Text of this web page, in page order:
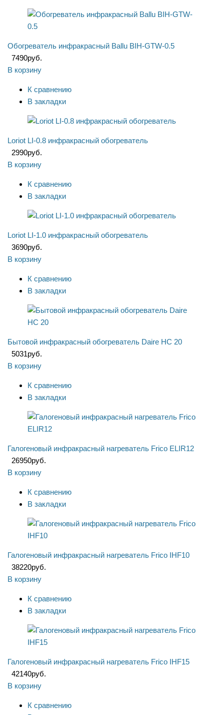
Обогреватель инфракрасный Ballu BIH-GTW-0.5
7490руб.
В корзину
К сравнению
В закладки
Loriot LI-0.8 инфракрасный обогреватель
2990руб.
В корзину
К сравнению
В закладки
Loriot LI-1.0 инфракрасный обогреватель
3690руб.
В корзину
К сравнению
В закладки
Бытовой инфракрасный обогреватель Daire HC 20
5031руб.
В корзину
К сравнению
В закладки
Галогеновый инфракрасный нагреватель Frico ELIR12
26950руб.
В корзину
К сравнению
В закладки
Галогеновый инфракрасный нагреватель Frico IHF10
38220руб.
В корзину
К сравнению
В закладки
Галогеновый инфракрасный нагреватель Frico IHF15
42140руб.
В корзину
К сравнению